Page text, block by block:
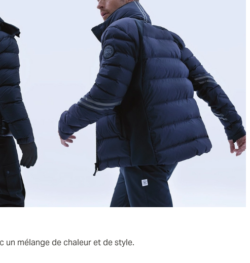
un mélange de chaleur et de style.